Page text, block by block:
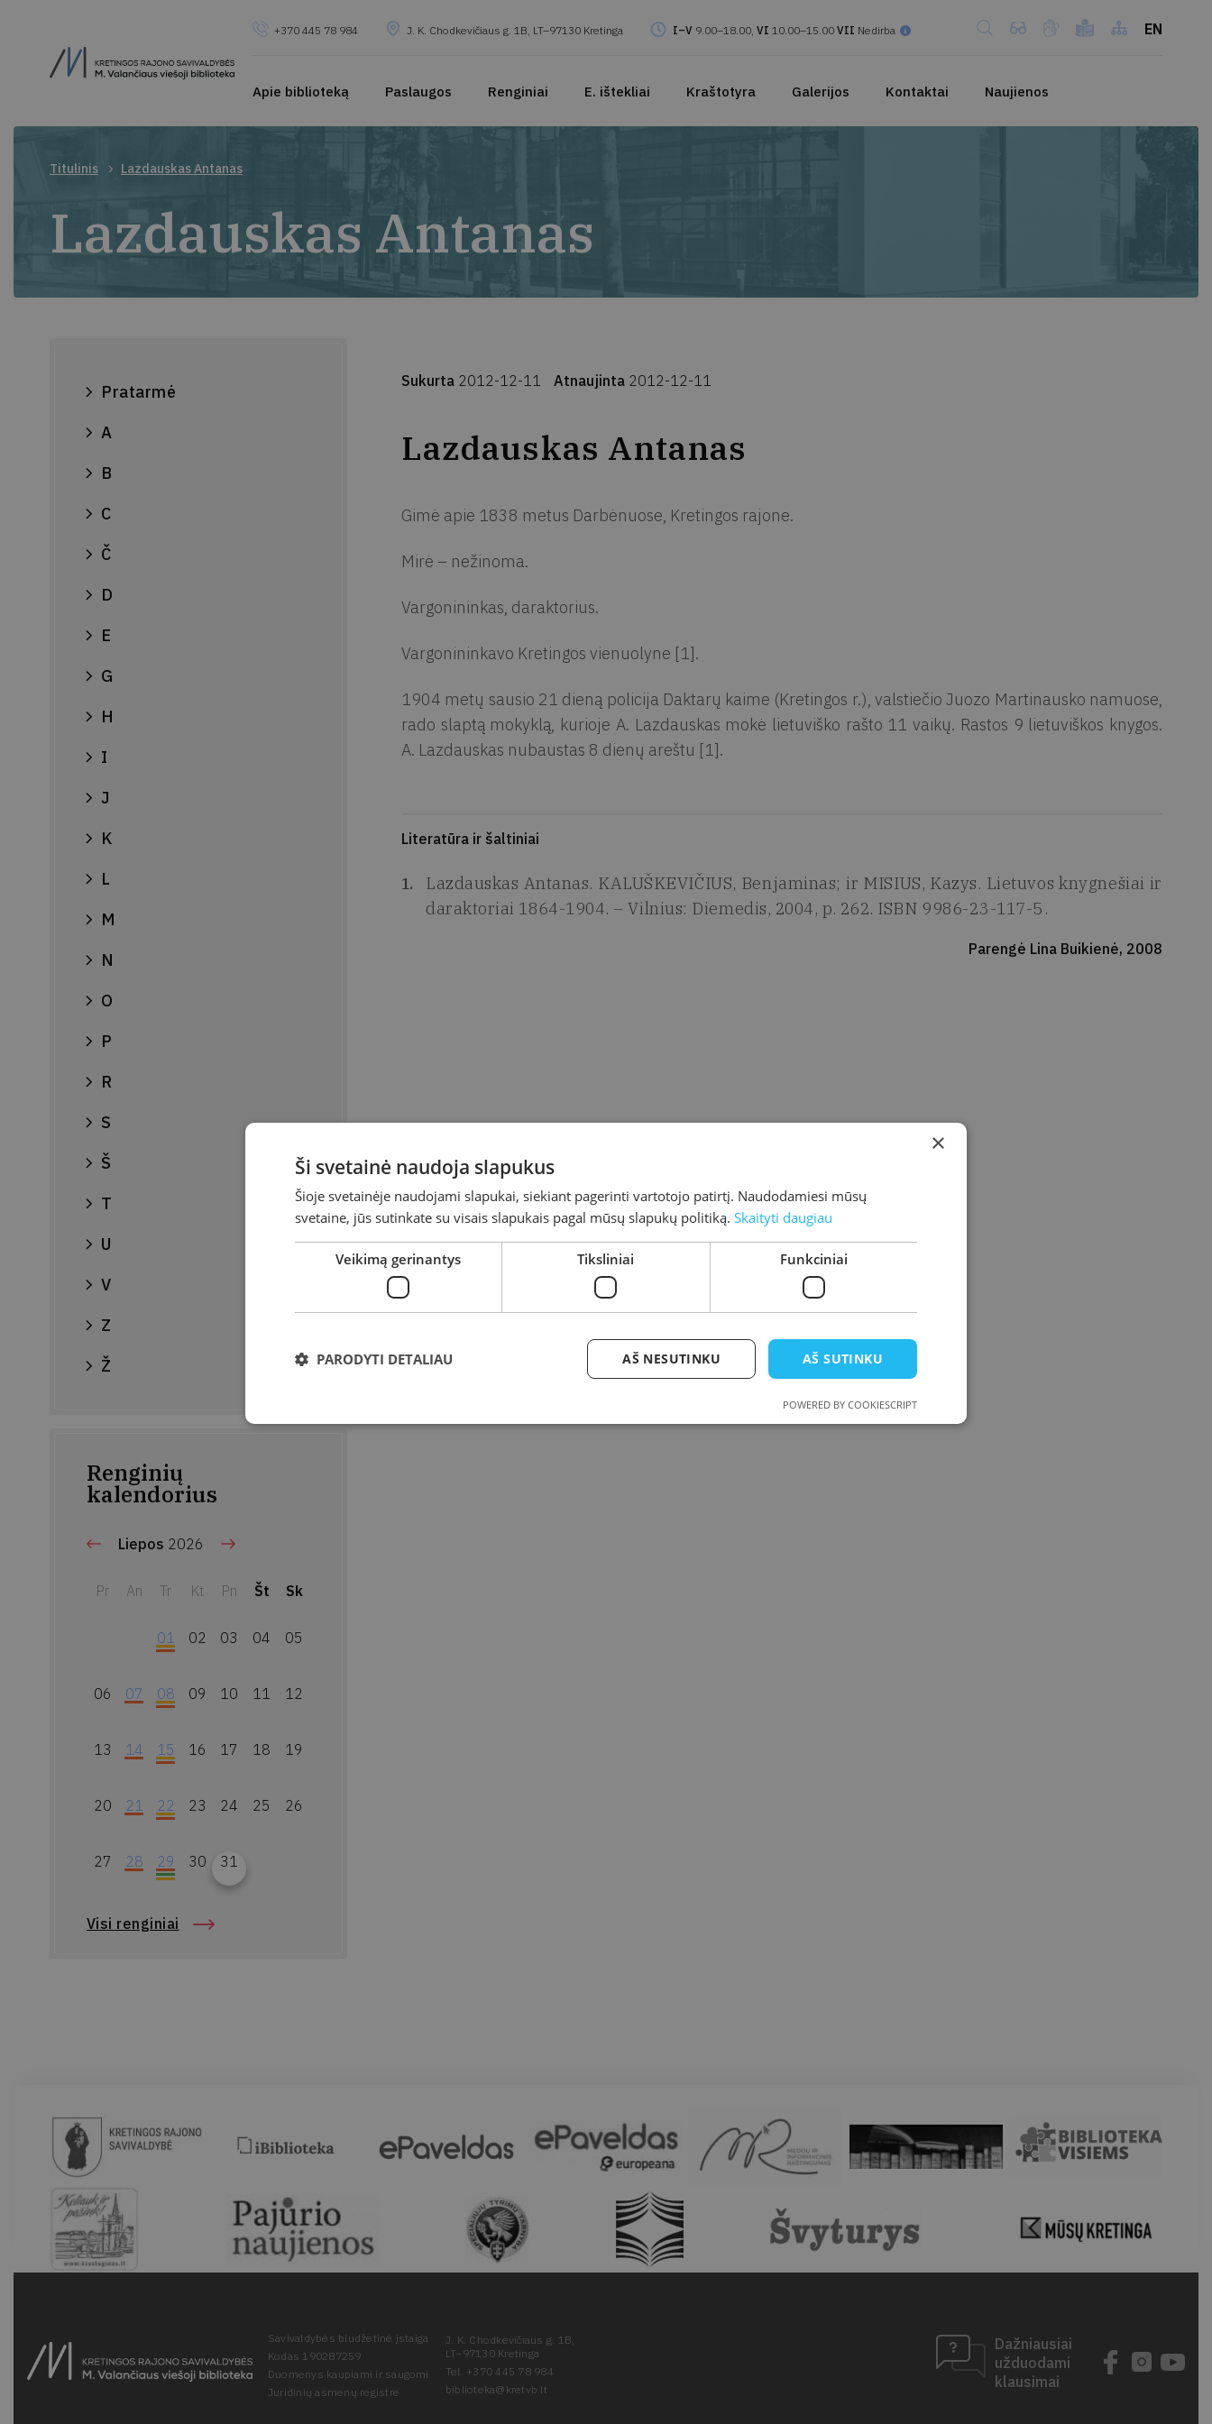
+370 445 78 984 J. K. Chodkevičiaus g. 1B, LT–97130 Kretinga I–V 9.00–18.00, VI 10.00–15.00 VII Nedirba EN
Apie biblioteką Paslaugos Renginiai E. ištekliai Kraštotyra Galerijos Kontaktai Naujienos
Titulinis Lazdauskas Antanas
Lazdauskas Antanas
Pratarmė
A
B
C
Č
D
E
G
H
I
J
K
L
M
N
O
P
R
S
Š
T
U
V
Z
Ž
Renginių
kalendorius
Liepos 2026
Pr An Tr Kt Pn Št Sk
01 02 03 04 05
06 07 08 09 10 11 12
13 14 15 16 17 18 19
20 21 22 23 24 25 26
27 28 29 30 31
Visi renginiai
Sukurta 2012-12-11 Atnaujinta 2012-12-11
Lazdauskas Antanas
Gimė apie 1838 metus Darbėnuose, Kretingos rajone.
Mirė – nežinoma.
Vargonininkas, daraktorius.
Vargonininkavo Kretingos vienuolyne [1].
1904 metų sausio 21 dieną policija Daktarų kaime (Kretingos r.), valstiečio Juozo Martinausko namuose,
rado slaptą mokyklą, kurioje A. Lazdauskas mokė lietuviško rašto 11 vaikų. Rastos 9 lietuviškos knygos.
A. Lazdauskas nubaustas 8 dienų areštu [1].
Literatūra ir šaltiniai
Lazdauskas Antanas. KALUŠKEVIČIUS, Benjaminas; ir MISIUS, Kazys. Lietuvos knygnešiai ir
daraktoriai 1864-1904. – Vilnius: Diemedis, 2004, p. 262. ISBN 9986-23-117-5.
Parengė Lina Buikienė, 2008
Savivaldybės biudžetinė įstaiga
Kodas 190287259
Duomenys kaupiami ir saugomi
Juridinių asmenų registre
J. K. Chodkevičiaus g. 1B,
LT–97130 Kretinga
Tel. +370 445 78 984
biblioteka@kretvb.lt
Dažniausiai
užduodami
klausimai
×
Ši svetainė naudoja slapukus
Šioje svetainėje naudojami slapukai, siekiant pagerinti vartotojo patirtį. Naudodamiesi mūsų
svetaine, jūs sutinkate su visais slapukais pagal mūsų slapukų politiką. Skaityti daugiau
Veikimą gerinantys Tiksliniai Funkciniai
AŠ SUTINKU
AŠ NESUTINKU
PARODYTI DETALIAU
POWERED BY COOKIESCRIPT